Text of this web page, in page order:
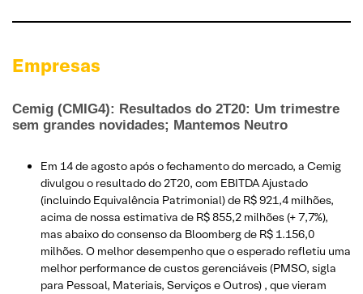
Empresas
Cemig (CMIG4): Resultados do 2T20: Um trimestre
sem grandes novidades; Mantemos Neutro
Em 14 de agosto após o fechamento do mercado, a Cemig
divulgou o resultado do 2T20, com EBITDA Ajustado
(incluindo Equivalência Patrimonial) de R$ 921,4 milhões,
acima de nossa estimativa de R$ 855,2 milhões (+ 7,7%),
mas abaixo do consenso da Bloomberg de R$ 1.156,0
milhões. O melhor desempenho que o esperado refletiu uma
melhor performance de custos gerenciáveis (PMSO, sigla
para Pessoal, Materiais, Serviços e Outros) , que vieram